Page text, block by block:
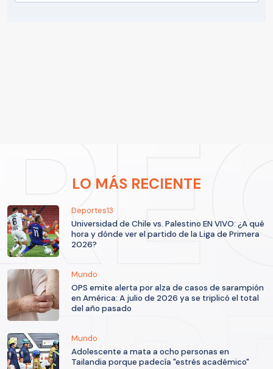
LO MÁS RECIENTE
Deportes13
Universidad de Chile vs. Palestino EN VIVO: ¿A qué
hora y dónde ver el partido de la Liga de Primera
2026?
Mundo
OPS emite alerta por alza de casos de sarampión
en América: A julio de 2026 ya se triplicó el total
del año pasado
Mundo
Adolescente a mata a ocho personas en
Tailandia porque padecía "estrés académico"